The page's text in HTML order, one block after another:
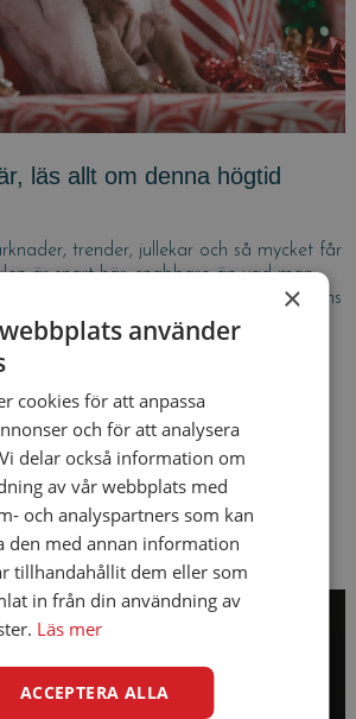
läs allt om denna högtid
trender, jullekar och så mycket får
är snart här, snabbare än vad man
en av de många tycker om men det finns
det är en tid fylld med stress och en
blir det vad …
, ekonomi,ekonomitips,familjeekonomi
,julklapparna,kostnader,kredit
,pengar ,planera,planering ,
,spara,spara pengar,
×
använder
cookies för att anpassa
och för att analysera
delar också information om
av vår webbplats med
och analyspartners som kan
den med annan information
tillhandahållit dem eller som
in från din användning av
Läs mer
ACCEPTERA ALLA